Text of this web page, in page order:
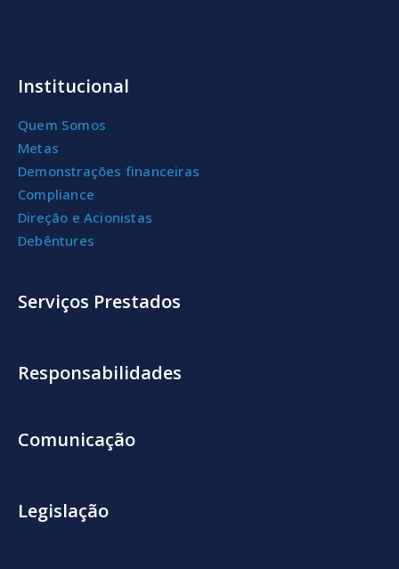
Institucional
Quem Somos
Metas
Demonstrações financeiras
Compliance
Direção e Acionistas
Debêntures
Serviços Prestados
Responsabilidades
Comunicação
Legislação